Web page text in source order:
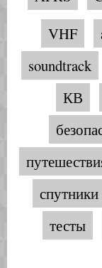
VHF
soundtrack
КВ
спутники
тесты